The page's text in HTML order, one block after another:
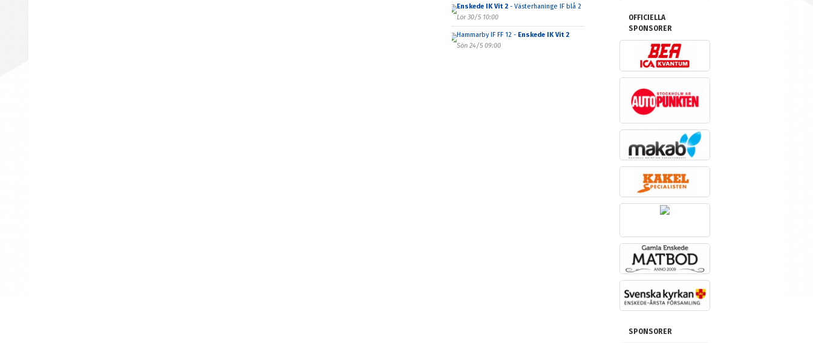
Enskede IK Vit 2- Västerhaninge IF blå 2
Lör 30/5 10:00
Hammarby IF FF 12 - Enskede IK Vit 2
Sön 24/5 09:00
OFFICIELLA
SPONSORER
SPONSORER